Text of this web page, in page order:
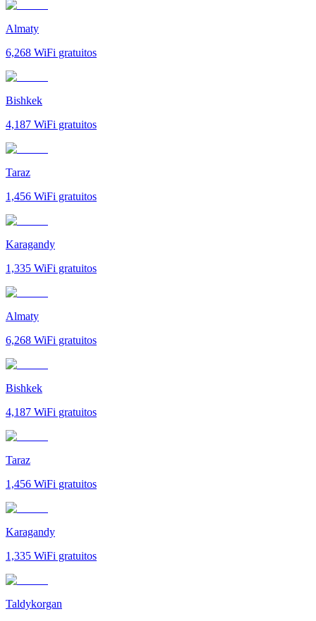
Almaty
6,268 WiFi gratuitos
Bishkek
4,187 WiFi gratuitos
Taraz
1,456 WiFi gratuitos
Karagandy
1,335 WiFi gratuitos
Almaty
6,268 WiFi gratuitos
Bishkek
4,187 WiFi gratuitos
Taraz
1,456 WiFi gratuitos
Karagandy
1,335 WiFi gratuitos
Taldykorgan